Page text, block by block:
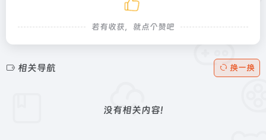
若有收获，就点个赞吧
相关导航 换一换
没有相关内容!